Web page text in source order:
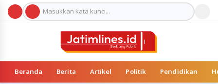
Beranda Berita Artikel Politik Pendidikan